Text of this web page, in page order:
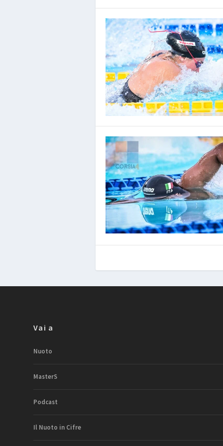
Vai a
Nuoto
MasterS
Podcast
Il Nuoto in Cifre